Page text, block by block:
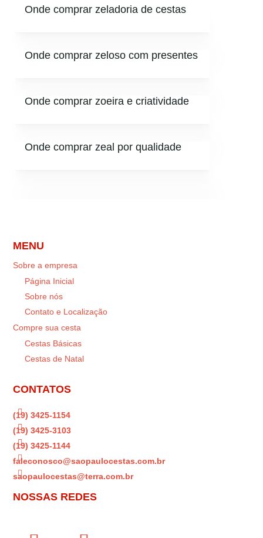
Onde comprar zeladoria de cestas
Onde comprar zeloso com presentes
Onde comprar zoeira e criatividade
Onde comprar zeal por qualidade
MENU
Sobre a empresa
Página Inicial
Sobre nós
Contato e Localização
Compre sua cesta
Cestas Básicas
Cestas de Natal
CONTATOS

(19) 3425-1154

(19) 3425-3103

(19) 3425-1144

faleconosco@saopaulocestas.com.br

saopaulocestas@terra.com.br
NOSSAS REDES